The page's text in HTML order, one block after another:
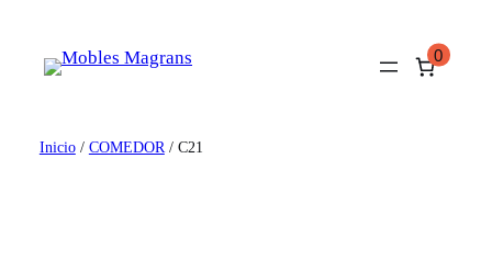
contenido
0
Inicio/ COMEDOR / C21